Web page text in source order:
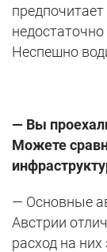
предпочитает
Неспешно
— Вы
Можете
— Основные
Австрии
расход на